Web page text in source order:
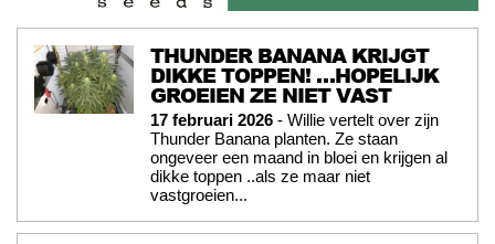
THUNDER BANANA KRIJGT
DIKKE TOPPEN! …HOPELIJK
GROEIEN ZE NIET VAST
17 februari 2026 - Willie vertelt over zijn
Thunder Banana planten. Ze staan
ongeveer een maand in bloei en krijgen al
dikke toppen ..als ze maar niet
vastgroeien...